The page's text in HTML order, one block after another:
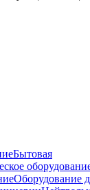
Бытовая
Оборудование